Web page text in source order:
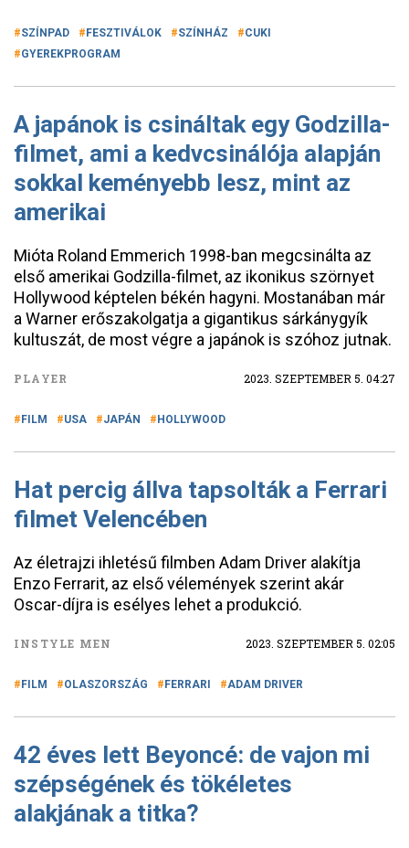
SZÍNPAD FESZTIVÁLOK SZÍNHÁZ
CUKI
GYEREKPROGRAM
A japánok is csináltak egy Godzilla-
filmet, ami a kedvcsinálója alapján
sokkal keményebb lesz, mint az
amerikai
Mióta Roland Emmerich 1998-ban megcsinálta az
első amerikai Godzilla-filmet, az ikonikus szörnyet
Hollywood képtelen békén hagyni. Mostanában már
a Warner erőszakolgatja a gigantikus sárkánygyík
kultuszát, de most végre a japánok is szóhoz jutnak.
PLAYER 2023. SZEPTEMBER 5. 04:27
FILM USA JAPÁN HOLLYWOOD
Hat percig állva tapsolták a Ferrari
filmet Velencében
Az életrajzi ihletésű filmben Adam Driver alakítja
Enzo Ferrarit, az első vélemények szerint akár
Oscar-díjra is esélyes lehet a produkció.
INSTYLE MEN 2023. SZEPTEMBER 5. 02:05
FILM OLASZORSZÁG FERRARI ADAM DRIVER
42 éves lett Beyoncé: de vajon mi
szépségének és tökéletes
alakjának a titka?